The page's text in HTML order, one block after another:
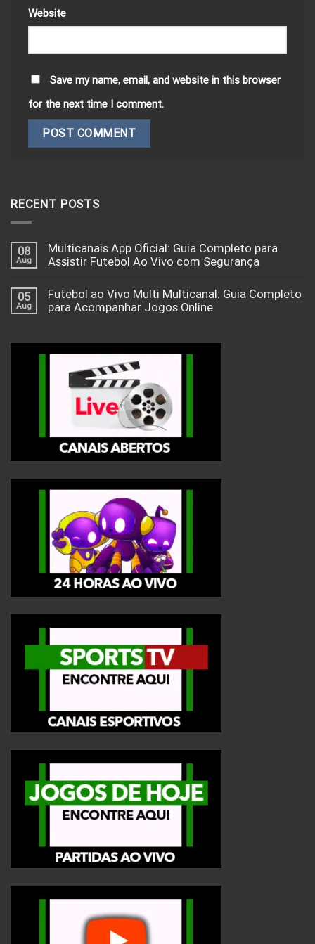
Website
Save my name, email, and website in this browser
for the next time I comment.
RECENT POSTS
08
Aug
Multicanais App Oficial: Guia Completo para
Assistir Futebol Ao Vivo com Segurança
05
Aug
Futebol ao Vivo Multi Multicanal: Guia Completo
para Acompanhar Jogos Online